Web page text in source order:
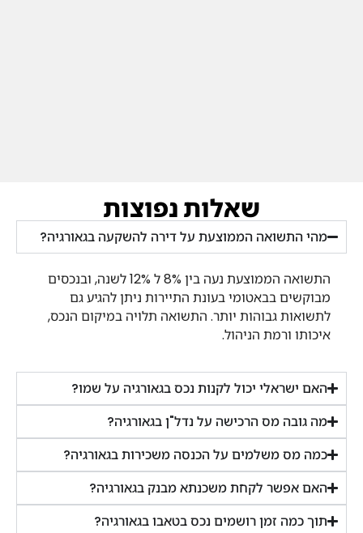
שאלות נפוצות
מהי התשואה הממוצעת על דירה להשקעה בגאורגיה?
התשואה הממוצעת נעה בין 8% ל 12% לשנה, ובנכסים
מבוקשים בבאטומי בעונת התיירות ניתן להגיע גם
לתשואות גבוהות יותר. התשואה תלויה במיקום הנכס,
איכותו ורמת הניהול.
האם ישראלי יכול לקנות נכס בגאורגיה על שמו?
מה גובה מס הרכישה על נדל"ן בגאורגיה?
כמה מס משלמים על הכנסה משכירות בגאורגיה?
האם אפשר לקחת משכנתא מבנק בגאורגיה?
תוך כמה זמן רושמים נכס בטאבו בגאורגיה?